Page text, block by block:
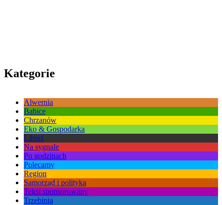
Kategorie
Alwernia
Babice
Chrzanów
Eko & Gospodarka
Libiąż
Na sygnale
Po godzinach
Polecamy
Region
Samorząd i polityka
Tekst sponsorowany
Trzebinia